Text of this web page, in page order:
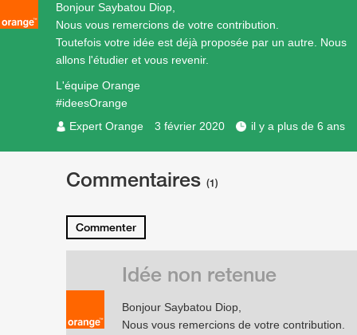
Bonjour Saybatou Diop,
Nous vous remercions de votre contribution.
Toutefois votre idée est déjà proposée par un autre. Nous
allons l'étudier et vous revenir.
L'équipe Orange
#ideesOrange
Expert Orange
3 février 2020 il y a plus de 6 ans
Commentaires (1)
Commenter
Bonjour Saybatou Diop,
Nous vous remercions de votre contribution.
Idée non retenue